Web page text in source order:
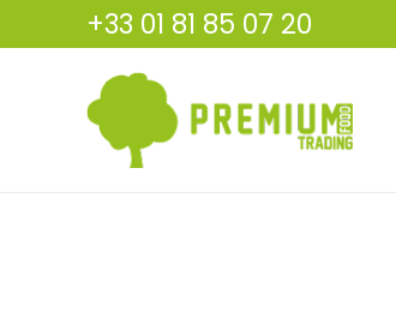
+33 01 81 85 07 20